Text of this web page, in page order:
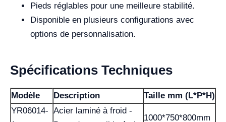
Pieds réglables pour une meilleure stabilité.
Disponible en plusieurs configurations avec
options de personnalisation.
Spécifications Techniques
Modèle Description
Taille mm (L*P*H)
YR06014- Acier laminé à froid -
1000*750*800mm